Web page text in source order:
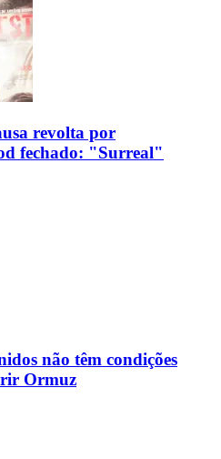
revolta por
fechado: "Surreal"
não têm condições
Ormuz